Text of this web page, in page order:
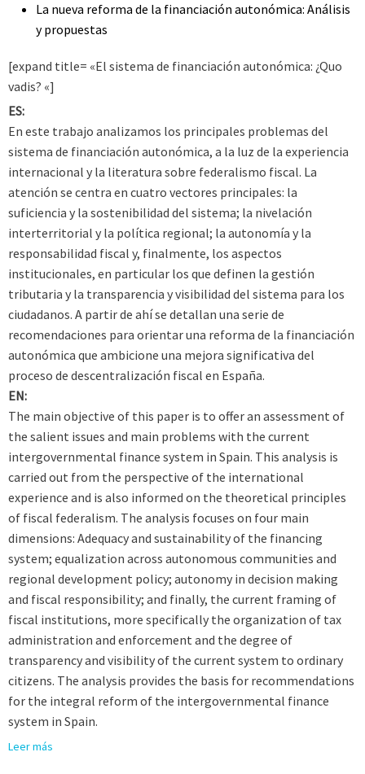
La nueva reforma de la financiación autonómica: Análisis
y propuestas
[expand title= «El sistema de financiación autonómica: ¿Quo
vadis? «]
ES:
En este trabajo analizamos los principales problemas del
sistema de financiación autonómica, a la luz de la experiencia
internacional y la literatura sobre federalismo fiscal. La
atención se centra en cuatro vectores principales: la
suficiencia y la sostenibilidad del sistema; la nivelación
interterritorial y la política regional; la autonomía y la
responsabilidad fiscal y, finalmente, los aspectos
institucionales, en particular los que definen la gestión
tributaria y la transparencia y visibilidad del sistema para los
ciudadanos. A partir de ahí se detallan una serie de
recomendaciones para orientar una reforma de la financiación
autonómica que ambicione una mejora significativa del
proceso de descentralización fiscal en España.
EN:
The main objective of this paper is to offer an assessment of
the salient issues and main problems with the current
intergovernmental finance system in Spain. This analysis is
carried out from the perspective of the international
experience and is also informed on the theoretical principles
of fiscal federalism. The analysis focuses on four main
dimensions: Adequacy and sustainability of the financing
system; equalization across autonomous communities and
regional development policy; autonomy in decision making
and fiscal responsibility; and finally, the current framing of
fiscal institutions, more specifically the organization of tax
administration and enforcement and the degree of
transparency and visibility of the current system to ordinary
citizens. The analysis provides the basis for recommendations
for the integral reform of the intergovernmental finance
system in Spain.
Leer más